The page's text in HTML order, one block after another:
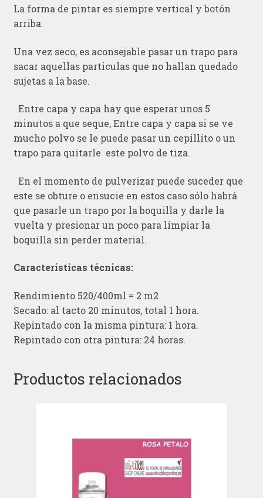
La forma de pintar es siempre vertical y botón
arriba.
Una vez seco, es aconsejable pasar un trapo para
sacar aquellas particulas que no hallan quedado
sujetas a la base.
Entre capa y capa hay que esperar unos 5
minutos a que seque, Entre capa y capa si se ve
mucho polvo se le puede pasar un cepillito o un
trapo para quitarle este polvo de tiza.
En el momento de pulverizar puede suceder que
este se obture o ensucie en estos caso sólo habrá
que pasarle un trapo por la boquilla y darle la
vuelta y presionar un poco para limpiar la
boquilla sin perder material.
Características técnicas:
Rendimiento 520/400ml = 2 m2
Secado: al tacto 20 minutos, total 1 hora.
Repintado con la misma pintura: 1 hora.
Repintado con otra pintura: 24 horas.
Productos relacionados